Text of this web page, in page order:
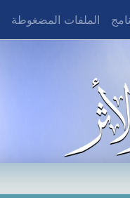
الملفات المضغوطة